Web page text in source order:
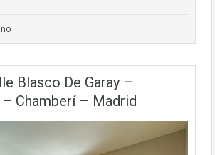
Blasco De Garay –
Chamberí – Madrid